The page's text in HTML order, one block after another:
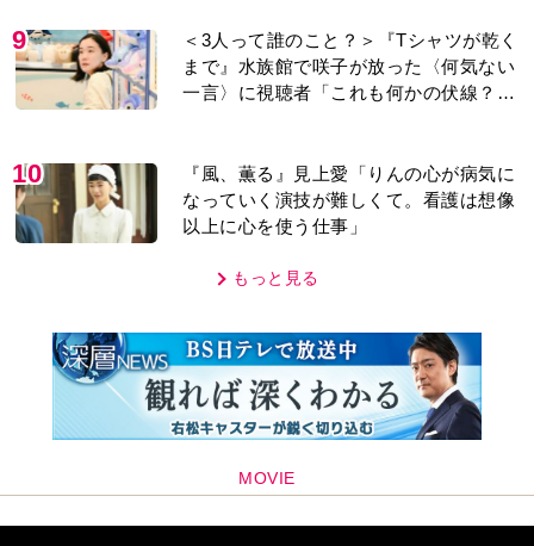
9
＜3人って誰のこと？＞『Tシャツが乾く
まで』水族館で咲子が放った〈何気ない
一言〉に視聴者「これも何かの伏線？」
10
『風、薫る』見上愛「りんの心が病気に
なっていく演技が難しくて。看護は想像
以上に心を使う仕事」
もっと見る
MOVIE